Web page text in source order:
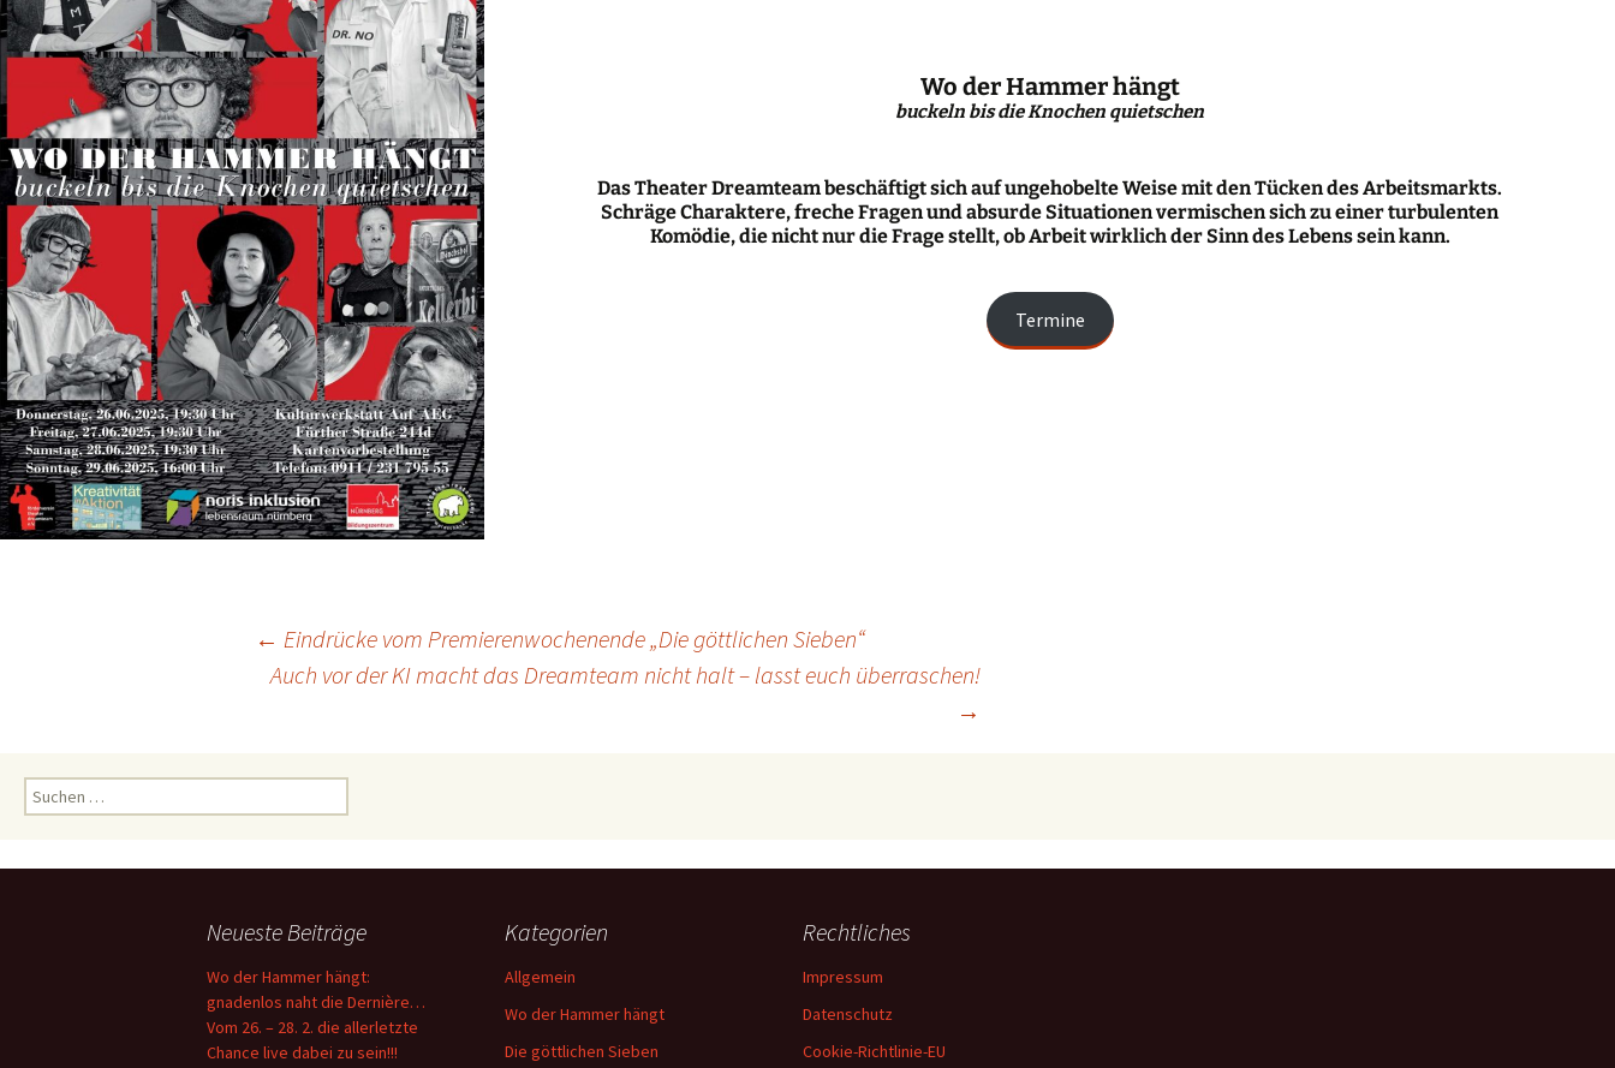
Wo der Hammer hängt
buckeln bis die Knochen quietschen
Das Theater Dreamteam beschäftigt sich auf ungehobelte Weise mit den Tücken des Arbeitsmarkts.
Schräge Charaktere, freche Fragen und absurde Situationen vermischen sich zu einer turbulenten
Komödie, die nicht nur die Frage stellt, ob Arbeit wirklich der Sinn des Lebens sein kann.
Termine
Beitragsnavigation
← Eindrücke vom Premierenwochenende „Die göttlichen Sieben“
Auch vor der KI macht das Dreamteam nicht halt – lasst euch überraschen!
→
Suchen
nach:
Neueste Beiträge
Wo der Hammer hängt:
gnadenlos naht die Dernière…
Vom 26. – 28. 2. die allerletzte
Chance live dabei zu sein!!!
Kategorien
Allgemein
Wo der Hammer hängt
Die göttlichen Sieben
Rechtliches
Impressum
Datenschutz
Cookie-Richtlinie-EU